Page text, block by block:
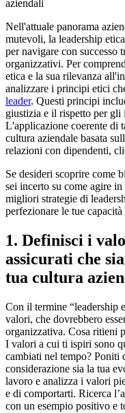
Nell'attuale panorama
mutevoli, la leadership
per navigare con
organizzativi. Per
etica e la sua rilevanza
analizzare i principi etici
leader. Questi principi
giustizia e il rispetto per
L'applicazione coerente di
cultura aziendale basata
relazioni con dipendenti,
Se desideri scoprire come
sei incerto su come agire
migliori strategie di
perfezionare le tue
1. Definisci i
assicurati che
tua cultura
Con il termine “leadership
valori, che dovrebbero
organizzativa. Cosa ritieni
I valori a cui ti ispiri sono
cambiati nel tempo? Poniti
considerazione sia la tua
lavoro e analizza i valori
e di comportarti. Ricerca
con un esempio positivo e